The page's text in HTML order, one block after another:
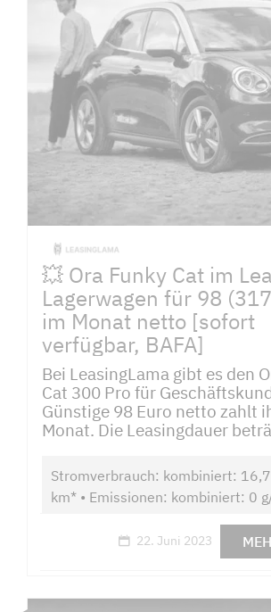
💥 Ora Funky Cat im
Lagerwagen für 98
im Monat netto [sofort
verfügbar, BAFA]
Bei LeasingLama gibt es den
Cat 300 Pro für
Günstige 98 Euro netto zahlt
Monat. Die Leasingdauer
Stromverbrauch: kombiniert:
km* • Emissionen: kombiniert: 0
22. Juni 2023